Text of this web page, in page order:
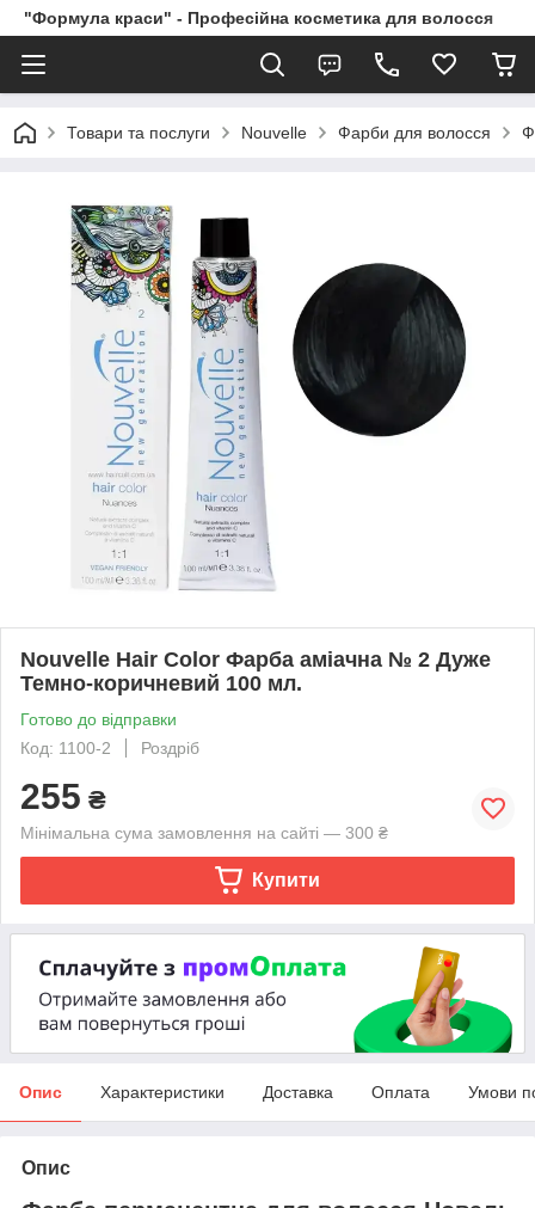
"Формула краси" - Професійна косметика для волосся
Товари та послуги Nouvelle Фарби для волосся
Nouvelle Hair Color Фарба аміачна № 2 Дуже
Темно-коричневий 100 мл.
Готово до відправки
Код: 1100-2
Роздріб
255 ₴
Мінімальна сума замовлення на сайті — 300 ₴
Купити
Опис Характеристики Доставка Оплата Умови
Опис